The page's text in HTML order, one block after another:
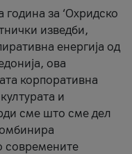
за ‘Охридско
изведби,
енергија од
ова
корпоративна
и
сме што сме дел
современите